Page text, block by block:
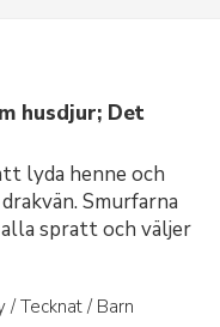
husdjur; Det
lyda henne och
Smurfarna
spratt och väljer
/ Tecknat / Barn